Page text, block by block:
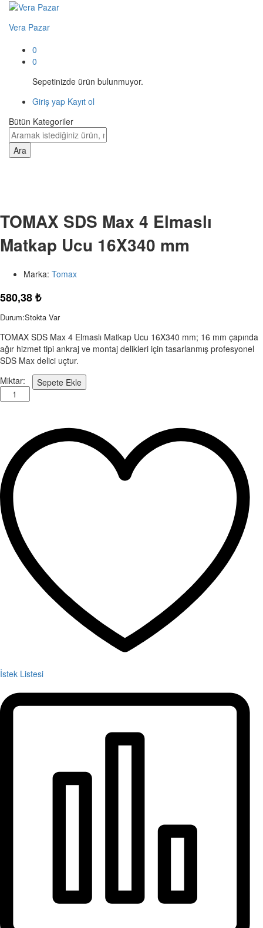
Vera Pazar
0
0
Sepetinizde ürün bulunmuyor.
Giriş yap Kayıt ol
Bütün Kategoriler
Ara
TOMAX SDS Max 4 Elmaslı
Matkap Ucu 16X340 mm
Marka: Tomax
580,38₺
Durum:Stokta Var
TOMAX SDS Max 4 Elmaslı Matkap Ucu 16X340 mm; 16 mm çapında
ağır hizmet tipi ankraj ve montaj delikleri için tasarlanmış profesyonel
SDS Max delici uçtur.
TOMAX
SDS
Max
16X340
mm
quantity
Miktar: Sepete Ekle
İstek Listesi